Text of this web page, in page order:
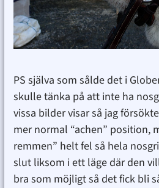
PS själva som sålde det i
skulle tänka på att inte ha
vissa bilder visar så jag
mer normal “achen” position,
remmen” helt fel så hela
slut liksom i ett läge där den
bra som möjligt så det fick bli